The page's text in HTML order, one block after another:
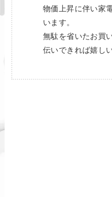
物価上昇に伴い家
います。
無駄を省いたお買
伝いできれば嬉し